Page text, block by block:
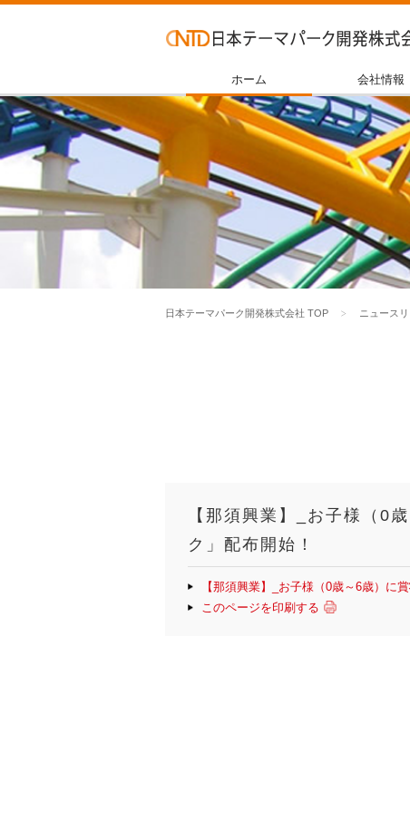
ホーム 会社情報
日本テーマパーク開発株式会社 TOP ニュース
【那須興業】_お子様（0
ク」配布開始！
【那須興業】_お子様（0歳～6歳）
このページを印刷する